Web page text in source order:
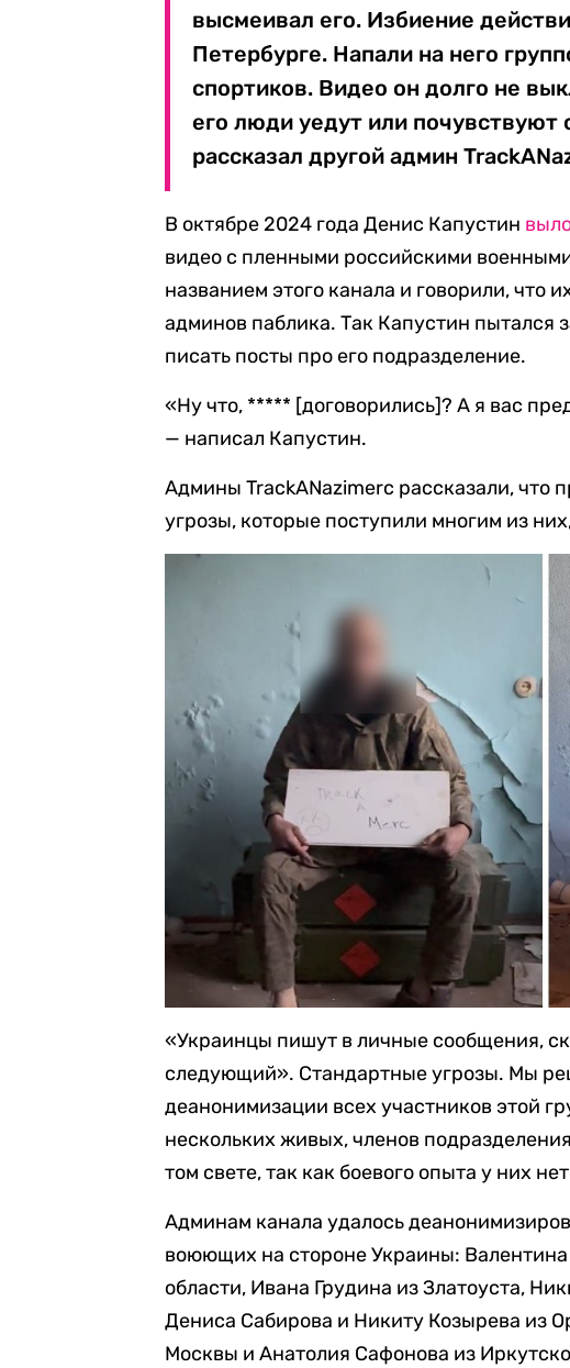
высмеивал его. Избиение
Петербурге. Напали на него
спортиков. Видео он долго не
его люди уедут или почувствуют
рассказал другой админ
В октябре 2024 года Денис Капустин
видео с пленными российскими
названием этого канала и говорили, что
админов паблика. Так Капустин пытался
писать посты про его подразделение.
«Ну что, ***** [договорились]? А я вас
— написал Капустин.
Админы TrackANazimerc рассказали, что
угрозы, которые поступили многим из
«Украинцы пишут в личные сообщения,
следующий». Стандартные угрозы. Мы
деанонимизации всех участников этой
нескольких живых, членов
том свете, так как боевого опыта у них
Админам канала удалось
воюющих на стороне Украины:
области, Ивана Грудина из Златоуста,
Дениса Сабирова и Никиту Козырева из
Москвы и Анатолия Сафонова из